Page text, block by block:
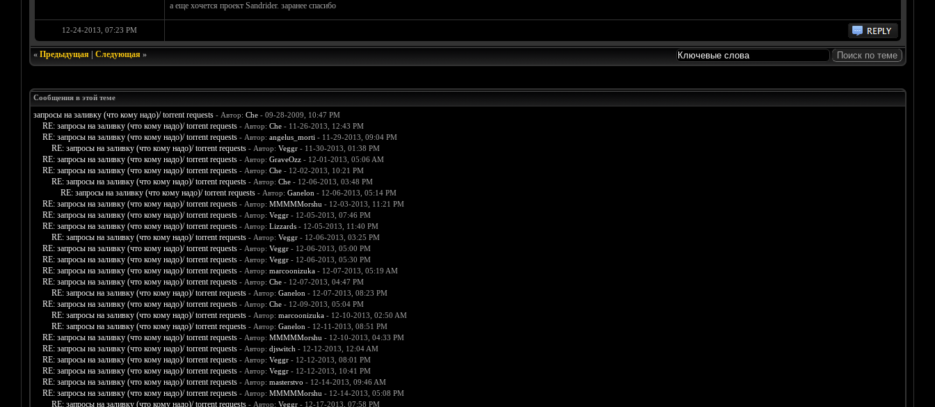
а еще хочется проект Sandrider. заранее спасибо
12-24-2013, 07:23 PM
« Предыдущая| Следующая»
Сообщения в этой теме
запросы на заливку (что кому надо)/ torrent requests - Автор: Che- 09-28-2009, 10:47 PM
RE: запросы на заливку (что кому надо)/ torrent requests - Автор: Che- 11-26-2013, 12:43 PM
RE: запросы на заливку (что кому надо)/ torrent requests - Автор: angelus_morti - 11-29-2013, 09:04 PM
RE: запросы на заливку (что кому надо)/ torrent requests - Автор: Veggr- 11-30-2013, 01:38 PM
RE: запросы на заливку (что кому надо)/ torrent requests - Автор: GraveOzz- 12-01-2013, 05:06 AM
RE: запросы на заливку (что кому надо)/ torrent requests - Автор: Che- 12-02-2013, 10:21 PM
RE: запросы на заливку (что кому надо)/ torrent requests - Автор: Che- 12-06-2013, 03:48 PM
RE: запросы на заливку (что кому надо)/ torrent requests - Автор: Ganelon - 12-06-2013, 05:14 PM
RE: запросы на заливку (что кому надо)/ torrent requests - Автор: MMMMMorshu - 12-03-2013, 11:21 PM
RE: запросы на заливку (что кому надо)/ torrent requests - Автор: Veggr- 12-05-2013, 07:46 PM
RE: запросы на заливку (что кому надо)/ torrent requests - Автор: Lizzards- 12-05-2013, 11:40 PM
RE: запросы на заливку (что кому надо)/ torrent requests - Автор: Veggr- 12-06-2013, 03:25 PM
RE: запросы на заливку (что кому надо)/ torrent requests - Автор: Veggr- 12-06-2013, 05:00 PM
RE: запросы на заливку (что кому надо)/ torrent requests - Автор: Veggr- 12-06-2013, 05:30 PM
RE: запросы на заливку (что кому надо)/ torrent requests - Автор: marcoonizuka- 12-07-2013, 05:19 AM
RE: запросы на заливку (что кому надо)/ torrent requests - Автор: Che- 12-07-2013, 04:47 PM
RE: запросы на заливку (что кому надо)/ torrent requests - Автор: Ganelon - 12-07-2013, 08:23 PM
RE: запросы на заливку (что кому надо)/ torrent requests - Автор: Che- 12-09-2013, 05:04 PM
RE: запросы на заливку (что кому надо)/ torrent requests - Автор: marcoonizuka- 12-10-2013, 02:50 AM
RE: запросы на заливку (что кому надо)/ torrent requests - Автор: Ganelon - 12-11-2013, 08:51 PM
RE: запросы на заливку (что кому надо)/ torrent requests - Автор: MMMMMorshu - 12-10-2013, 04:33 PM
RE: запросы на заливку (что кому надо)/ torrent requests - Автор: djswitch - 12-12-2013, 12:04 AM
RE: запросы на заливку (что кому надо)/ torrent requests - Автор: Veggr- 12-12-2013, 08:01 PM
RE: запросы на заливку (что кому надо)/ torrent requests - Автор: Veggr- 12-12-2013, 10:41 PM
RE: запросы на заливку (что кому надо)/ torrent requests - Автор: masterstvo - 12-14-2013, 09:46 AM
RE: запросы на заливку (что кому надо)/ torrent requests - Автор: MMMMMorshu - 12-14-2013, 05:08 PM
RE: запросы на заливку (что кому надо)/ torrent requests - Автор: Veggr- 12-17-2013, 07:58 PM